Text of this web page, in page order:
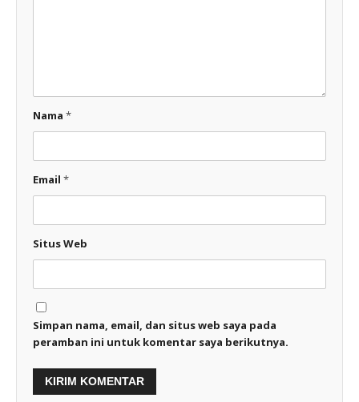
Nama *
Email *
Situs Web
Simpan nama, email, dan situs web saya pada
peramban ini untuk komentar saya berikutnya.